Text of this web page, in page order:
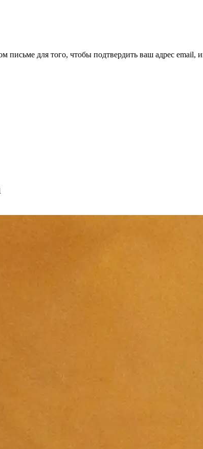
письме для того, чтобы подтвердить ваш адрес